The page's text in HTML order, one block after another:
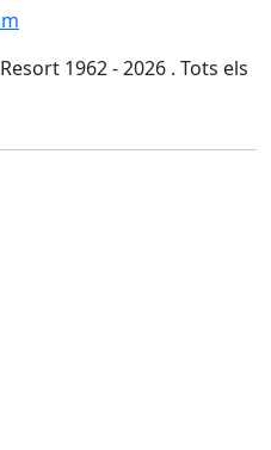
1962 - 2026 . Tots els